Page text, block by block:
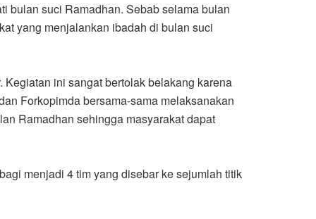
bulan suci Ramadhan. Sebab selama bulan
yang menjalankan ibadah di bulan suci
ini sangat bertolak belakang karena
Forkopimda bersama-sama melaksanakan
Ramadhan sehingga masyarakat dapat
menjadi 4 tim yang disebar ke sejumlah titik